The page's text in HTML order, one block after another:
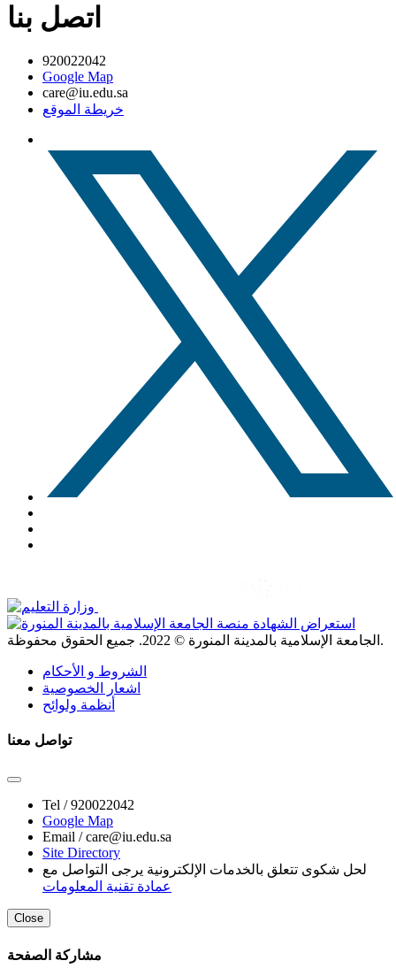
اتصل بنا
920022042
Google Map
care@iu.edu.sa
خريطة الموقع
الجامعة الإسلامية بالمدينة المنورة © 2022 . جميع الحقوق محفوظة.
الشروط و الأحكام
اشعار الخصوصية
أنظمة ولوائح
تواصل معنا
Tel /920022042
Google Map
Email /care@iu.edu.sa
Site Directory
لحل شكوى تتعلق بالخدمات الإلكترونية يرجى التواصل مع
عمادة تقنية المعلومات
Close
مشاركة الصفحة